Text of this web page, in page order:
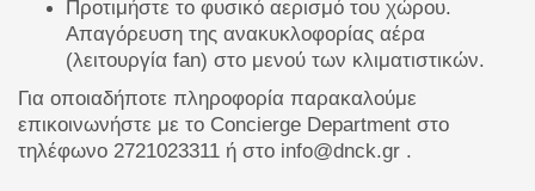
Προτιμήστε το φυσικό αερισμό του χώρου.
Απαγόρευση της ανακυκλοφορίας αέρα
(λειτουργία fan) στο μενού των κλιματιστικών.
Για οποιαδήποτε πληροφορία παρακαλούμε
επικοινωνήστε με το Concierge Department στο
τηλέφωνο 2721023311 ή στο info@dnck.gr .